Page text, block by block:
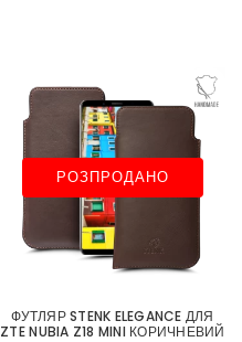
РОЗПРОДАНО
ФУТЛЯР STENK ELEGANCE ДЛЯ
ZTE NUBIA Z18 MINI КОРИЧНЕВИЙ